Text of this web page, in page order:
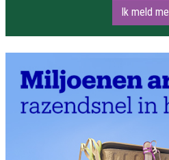
Ik meld